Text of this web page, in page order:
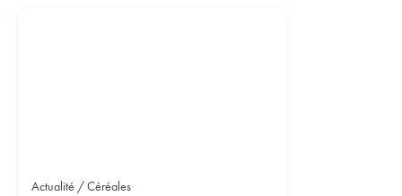
Actualité / Céréales